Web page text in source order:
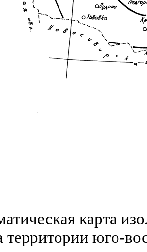
карта
территории юго-